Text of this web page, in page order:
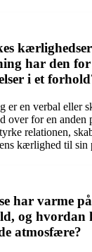
har den
i et
en verbal eller
over for en anden
relationen,
kærlighed til sin
har varme
og hvordan
atmosfære?